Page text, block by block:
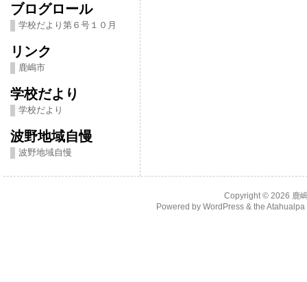
ブログロール
学校だより第６号１０月
リンク
鹿嶋市
学校だより
学校だより
波野地域自慢
波野地域自慢
Copyright © 2026 鹿
Powered by WordPress& the Atahualpa